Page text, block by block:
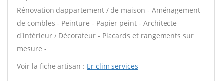
Rénovation dappartement / de maison - Aménagement
de combles - Peinture - Papier peint - Architecte
d'intérieur / Décorateur - Placards et rangements sur
mesure -
Voir la fiche artisan : Er clim services